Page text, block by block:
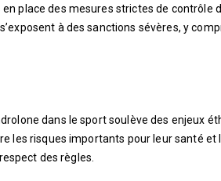
place des mesures strictes de
à des sanctions sévères, y
dans le sport soulève des enjeux
les risques importants pour leur santé
des règles.